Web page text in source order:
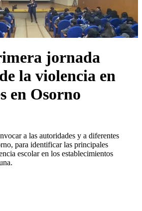
jornada
la violencia en
en Osorno
a las autoridades y a diferentes
para identificar las principales
escolar en los establecimientos